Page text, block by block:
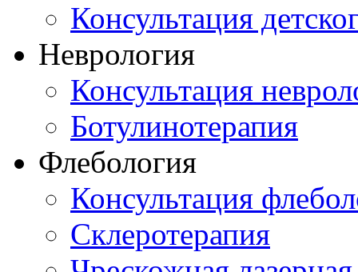
Консультация
Неврология
Консультация
Ботулинотерапия
Флебология
Консультация
Склеротерапия